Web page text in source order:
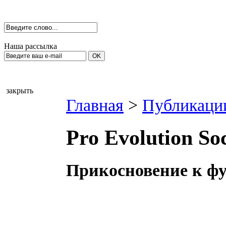
Наша рассылка
закрыть
Главная >
Pro Evolution
Прикосновение к